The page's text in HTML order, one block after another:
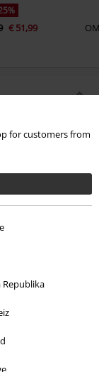
for customers from
Republika
€ 51,99
v 1".